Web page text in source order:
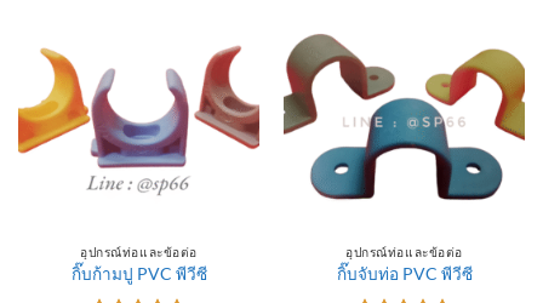
อุปกรณ์ท่อและข้อต่อ
กิ๊บก้ามปู PVC พีวีซี
อุปกรณ์ท่อและข้อต่อ
กิ๊บจับท่อ PVC พีวีซี